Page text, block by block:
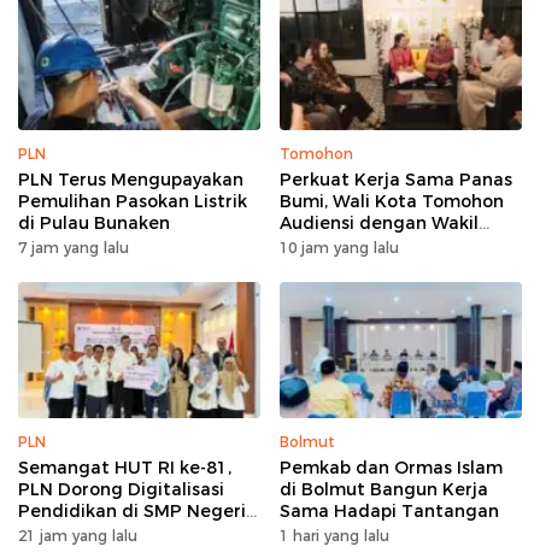
PLN
PLN Terus Mengupayakan
Pemulihan Pasokan Listrik
di Pulau Bunaken
7 jam yang lalu
Tomohon
Perkuat Kerja Sama Panas
Bumi, Wali Kota Tomohon
Audiensi dengan Wakil
Dubes Selandia Baru
10 jam yang lalu
PLN
Semangat HUT RI ke-81,
PLN Dorong Digitalisasi
Pendidikan di SMP Negeri
1 Palu Lewat Program TJSL
21 jam yang lalu
Bolmut
Pemkab dan Ormas Islam
di Bolmut Bangun Kerja
Sama Hadapi Tantangan
1 hari yang lalu